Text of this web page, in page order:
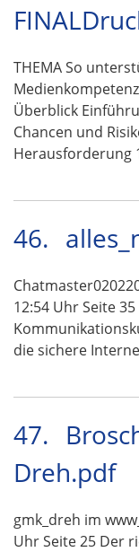
THEMA So
Überblick
Chancen und
Herausforderung
46.
12:54 Uhr Seite
die sichere
47.
Dreh.pdf
gmk_dreh im
Uhr Seite 25 Der